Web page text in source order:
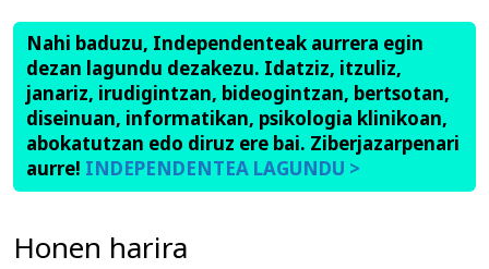
Nahi baduzu, Independenteak aurrera egin
dezan lagundu dezakezu. Idatziz, itzuliz,
janariz, irudigintzan, bideogintzan, bertsotan,
diseinuan, informatikan, psikologia klinikoan,
abokatutzan edo diruz ere bai. Ziberjazarpenari
aurre! INDEPENDENTEA LAGUNDU >
Honen harira